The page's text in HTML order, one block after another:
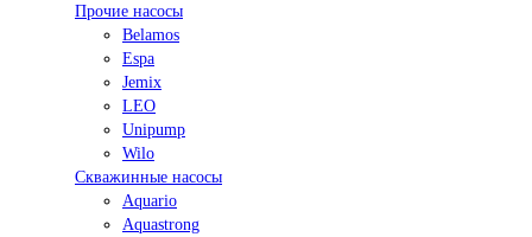
Прочие насосы
Belamos
Espa
Jemix
LEO
Unipump
Wilo
Скважинные насосы
Aquario
Aquastrong